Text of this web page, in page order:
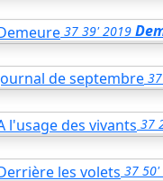
37 39' 2019
37
37
37 50'